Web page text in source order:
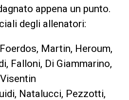
appena un punto.
degli allenatori:
Martin, Heroum,
Falloni, Di Giammarino,
Natalucci, Pezzotti,